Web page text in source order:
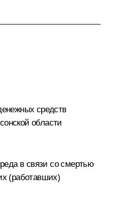
средств
области
в связи со смертью
(работавших)